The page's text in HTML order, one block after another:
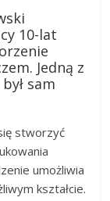
10-lat
Jedną z
sam
stworzyć
umożliwia
kształcie.